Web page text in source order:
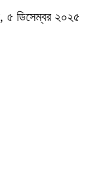
৫ ডিসেম্বর ২০২৫